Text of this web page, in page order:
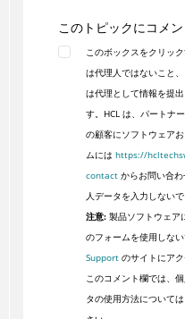
このトピックにコメ
このボックスをクリッ
は代理人ではないこと
は代理として情報を提
す。HCL は、パートナ
の顧客にソフトウェア
ムには https://
contactからお問い合わ
人データを入力しないで
注意:製品ソフトウェア
のフォームを使用しない
Supportのサイトにアク
このコメント欄では、
タの使用方法については